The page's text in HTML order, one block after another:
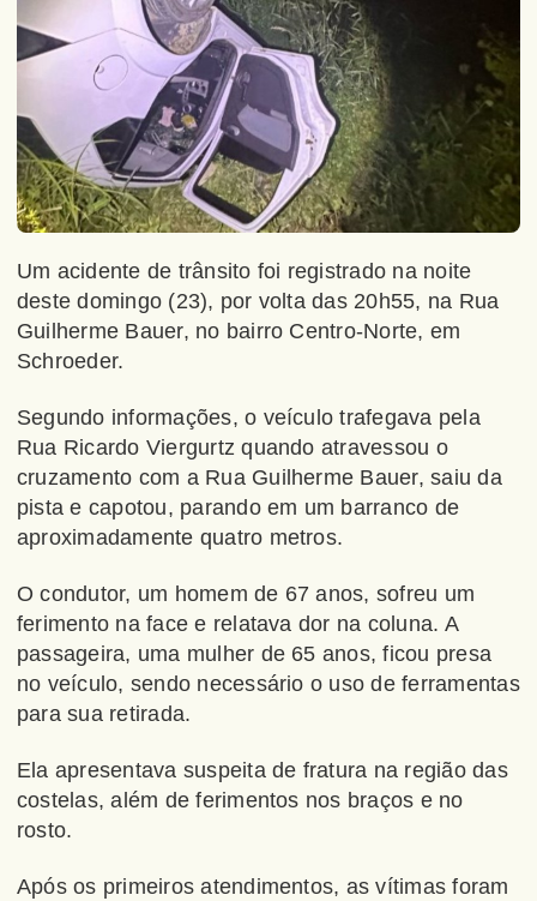
Um acidente de trânsito foi registrado na noite
deste domingo (23), por volta das 20h55, na Rua
Guilherme Bauer, no bairro Centro-Norte, em
Schroeder.
Segundo informações, o veículo trafegava pela
Rua Ricardo Viergurtz quando atravessou o
cruzamento com a Rua Guilherme Bauer, saiu da
pista e capotou, parando em um barranco de
aproximadamente quatro metros.
O condutor, um homem de 67 anos, sofreu um
ferimento na face e relatava dor na coluna. A
passageira, uma mulher de 65 anos, ficou presa
no veículo, sendo necessário o uso de ferramentas
para sua retirada.
Ela apresentava suspeita de fratura na região das
costelas, além de ferimentos nos braços e no
rosto.
Após os primeiros atendimentos, as vítimas foram